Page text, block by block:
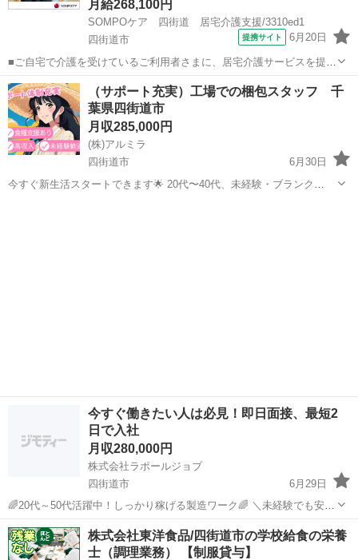
月給268,100円
SOMPOケア 四街道 居宅介護支援/3310ed1
四街道市
提携サイト 6月20日
■ご自宅で介護を受けているご利用者さまに、居宅介護サービスを提供
するために必要な支援を行います。 ～主なお仕事～ ・居宅サービス計
画（ケアプラン）の作成 ・作成されたサービス計画が実施できるよ
う、各関係機関との連絡調整 ・...
千葉 四街道市 ケアマネージャー
（サポート充実）工場での梱包スタッフ 千
葉県四街道市
月収285,000円
(株)アルミラ
四街道市
6月30日
今すぐ新生活スタートできます🌟 20代〜40代、未経験・ブランク
今すぐ働きたい人は必見！即日面接、最短2
日で入社
月収280,000円
株式会社ラポールジョブ
四街道市
6月29日
🌈20代～50代活躍中！しっかり稼げる製造ワーク🌈 ＼未経験でも安心
スタート！高時給で安定収入を実現✨／ 【お仕事内容】 製造補助スタ
ッフを募集します！ 難しい作業は一切ナシ！稼げるお仕事です💪 ・...
千葉 四街道市 機械 未経験
株式会社東洋食品/四街道市の学校給食の栄養
士（調理業務） 【制服貸与】